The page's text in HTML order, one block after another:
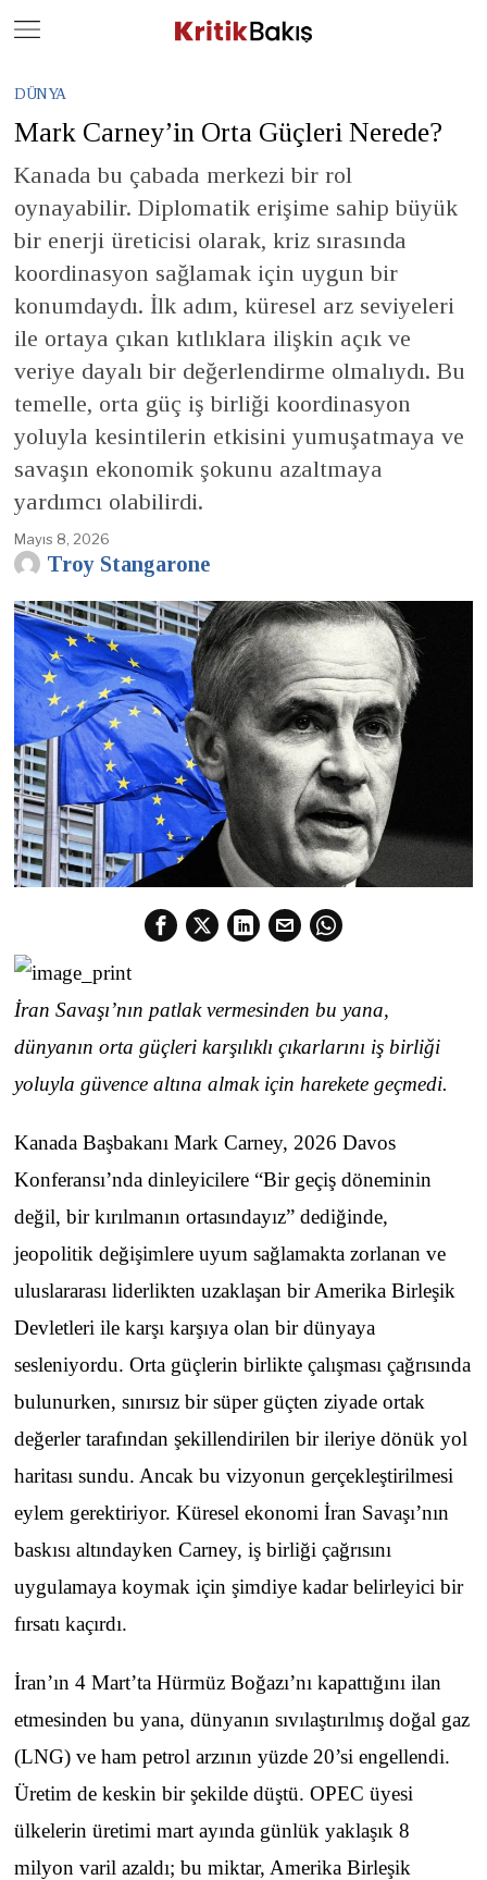
DÜNYA
Mark Carney’in Orta Güçleri Nerede?
Kanada bu çabada merkezi bir rol
oynayabilir. Diplomatik erişime sahip büyük
bir enerji üreticisi olarak, kriz sırasında
koordinasyon sağlamak için uygun bir
konumdaydı. İlk adım, küresel arz seviyeleri
ile ortaya çıkan kıtlıklara ilişkin açık ve
veriye dayalı bir değerlendirme olmalıydı. Bu
temelle, orta güç iş birliği koordinasyon
yoluyla kesintilerin etkisini yumuşatmaya ve
savaşın ekonomik şokunu azaltmaya
yardımcı olabilirdi.
Mayıs 8, 2026
Troy Stangarone
İran Savaşı’nın patlak vermesinden bu yana,
dünyanın orta güçleri karşılıklı çıkarlarını iş birliği
yoluyla güvence altına almak için harekete geçmedi.
Kanada Başbakanı Mark Carney, 2026 Davos
Konferansı’nda dinleyicilere “Bir geçiş döneminin
değil, bir kırılmanın ortasındayız” dediğinde,
jeopolitik değişimlere uyum sağlamakta zorlanan ve
uluslararası liderlikten uzaklaşan bir Amerika Birleşik
Devletleri ile karşı karşıya olan bir dünyaya
sesleniyordu. Orta güçlerin birlikte çalışması çağrısında
bulunurken, sınırsız bir süper güçten ziyade ortak
değerler tarafından şekillendirilen bir ileriye dönük yol
haritası sundu. Ancak bu vizyonun gerçekleştirilmesi
eylem gerektiriyor. Küresel ekonomi İran Savaşı’nın
baskısı altındayken Carney, iş birliği çağrısını
uygulamaya koymak için şimdiye kadar belirleyici bir
fırsatı kaçırdı.
İran’ın 4 Mart’ta Hürmüz Boğazı’nı kapattığını ilan
etmesinden bu yana, dünyanın sıvılaştırılmış doğal gaz
(LNG) ve ham petrol arzının yüzde 20’si engellendi.
Üretim de keskin bir şekilde düştü. OPEC üyesi
ülkelerin üretimi mart ayında günlük yaklaşık 8
milyon varil azaldı; bu miktar, Amerika Birleşik